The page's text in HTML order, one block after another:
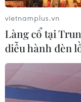
vietnamplus.vn
Làng cổ tại
diễu hành đèn